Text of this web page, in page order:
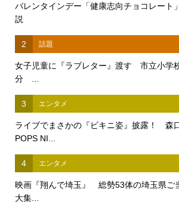
バレンタインデー「健康志向チョコレート
説
2 話題
女子児童に『ラブレター』渡す 市立小学
分 ...
3 エンタメ
ライブでまさかの『ビキニ姿』披露！ 森
POPS NI...
4 エンタメ
映画『翔んで埼玉』 総勢53体の埼玉県ご
大集...